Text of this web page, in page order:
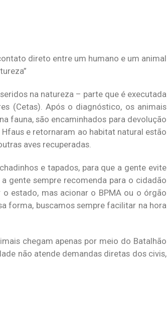
direto entre um humano e um animal
na natureza – parte que é executada
(Cetas). Após o diagnóstico, os animais
fauna, são encaminhados para devolução
e retornaram ao habitat natural estão
aves recuperadas.
e tapados, para que a gente evite
gente sempre recomenda para o cidadão
estado, mas acionar o BPMA ou o órgão
forma, buscamos sempre facilitar na hora
chegam apenas por meio do Batalhão
não atende demandas diretas dos civis,